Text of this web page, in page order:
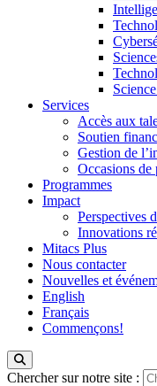
Services
Accès aux
Soutien
Gestion de
Occasions de
Programmes
Impact
Perspectives
Innovations
Mitacs Plus
Nous contacter
Nouvelles et
English
Français
Commençons!
Chercher sur notre site :